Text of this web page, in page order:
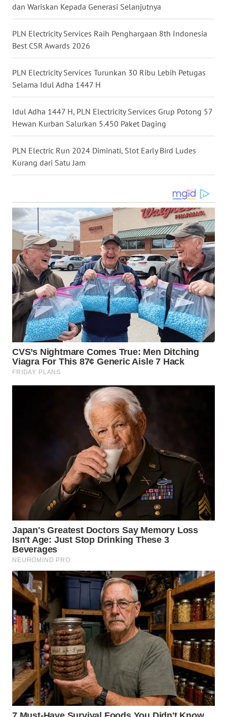
dan Wariskan Kepada Generasi Selanjutnya
PLN Electricity Services Raih Penghargaan 8th Indonesia
Best CSR Awards 2026
PLN Electricity Services Turunkan 30 Ribu Lebih Petugas
Selama Idul Adha 1447 H
Idul Adha 1447 H, PLN Electricity Services Grup Potong 57
Hewan Kurban Salurkan 5.450 Paket Daging
PLN Electric Run 2024 Diminati, Slot Early Bird Ludes
Kurang dari Satu Jam
DAIRI
WN
DANAU
WN
LANGKAT
WN
TAPANULI
SELATAN
WN
TANJUNG
LESUNG
WN
KARO
WN
SIMALUNGUN
WN
LABUHANBATU
WN
TAPANULI
TENGAH
WN
PAKPAK
WN
KARAWANG
WN
BEKASI
WN
BOGOR
WN
DEPOK
WN
TAPANULI
UTARA